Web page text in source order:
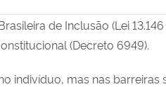
de Inclusão (Lei
(Decreto 6949).
indivíduo, mas nas barreiras